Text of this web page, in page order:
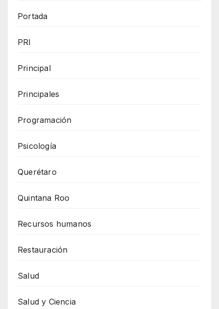
Portada
PRI
Principal
Principales
Programación
Psicología
Querétaro
Quintana Roo
Recursos humanos
Restauración
Salud
Salud y Ciencia